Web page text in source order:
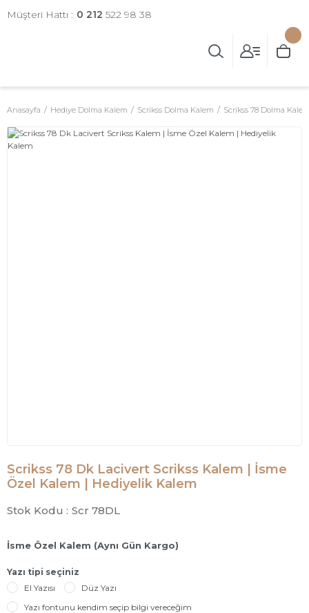
Müşteri Hattı : 0 212 522 98 38
Anasayfa Hediye Dolma Kalem Scrikss Dolma Kalem Scrikss 78 Dolma
Scrikss 78 Dk Lacivert Scrikss Kalem | İsme
Özel Kalem | Hediyelik Kalem
Stok Kodu : Scr 78DL
İsme Özel Kalem (Aynı Gün Kargo)
Yazı tipi seçiniz
El Yazısı
Düz Yazı
Yazı fontunu kendim seçip bilgi vereceğim